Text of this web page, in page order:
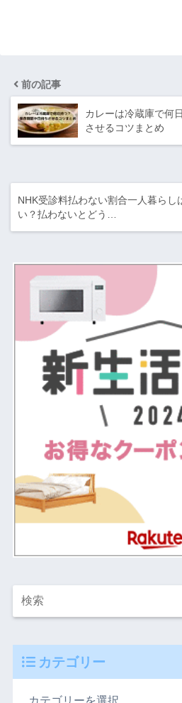
前の記事
カレーは冷蔵庫で何
させるコツまとめ
NHK受診料払わない割合一人暮らし
い？払わないとどう…
カテゴリー